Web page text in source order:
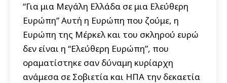
“Για μια Μεγάλη Ελλάδα σε μια Ελεύθερη
Ευρώπη” Αυτή η Ευρώπη που ζούμε, η
Ευρώπη της Μέρκελ και του σκληρού ευρώ
δεν είναι η “Ελεύθερη Ευρώπη”, που
οραματίστηκε σαν δύναμη κυρίαρχη
ανάμεσα σε Σοβιετία και ΗΠΑ την δεκαετία